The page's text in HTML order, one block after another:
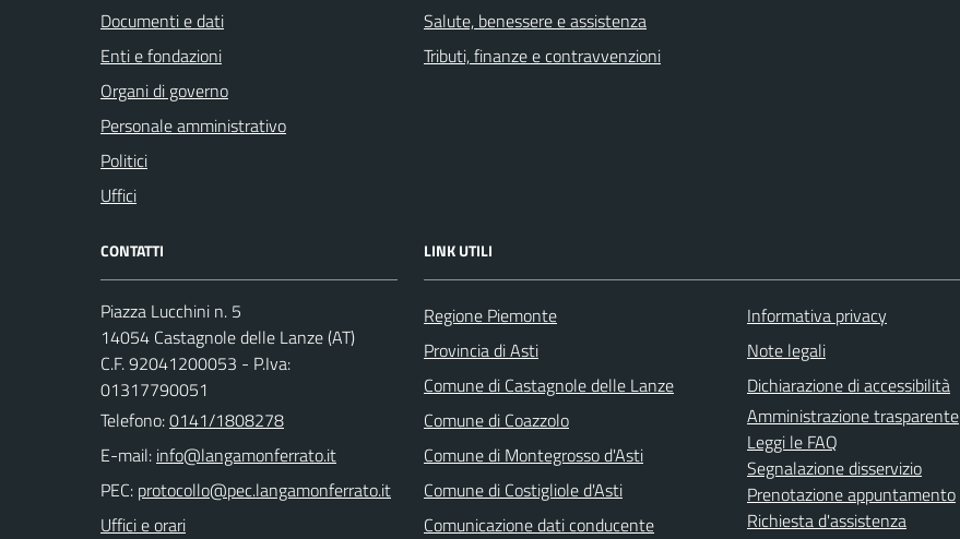
Documenti e dati
Enti e fondazioni
Organi di governo
Personale amministrativo
Politici
Uffici
Salute, benessere e assistenza
Tributi, finanze e contravvenzioni
CONTATTI
Piazza Lucchini n. 5
14054 Castagnole delle Lanze (AT)
C.F. 92041200053 - P.Iva:
01317790051
Telefono:0141/1808278
E-mail:
PEC:
Uffici e orari
LINK UTILI
Regione Piemonte
Provincia di Asti
Comune di Castagnole delle Lanze
Comune di Coazzolo
Comune di Montegrosso d'Asti
Comune di Costigliole d'Asti
Comunicazione dati conducente
Informativa privacy
Note legali
Dichiarazione di accessibilità
Amministrazione trasparente
Leggi le FAQ
Segnalazione disservizio
Prenotazione appuntamento
Richiesta d'assistenza